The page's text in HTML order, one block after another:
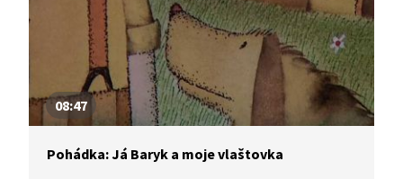
08:47
Pohádka: Já Baryk a moje vlaštovka